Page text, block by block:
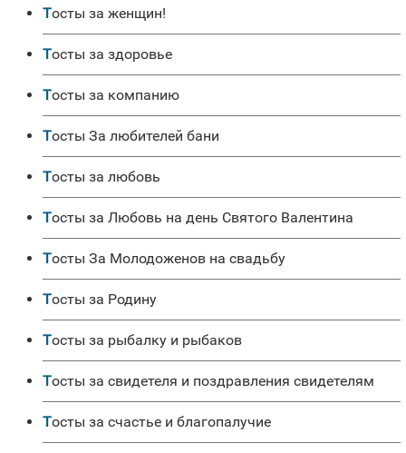
Тосты за женщин!
Тосты за здоровье
Тосты за компанию
Тосты За любителей бани
Тосты за любовь
Тосты за Любовь на день Святого Валентина
Тосты За Молодоженов на свадьбу
Тосты за Родину
Тосты за рыбалку и рыбаков
Тосты за свидетеля и поздравления свидетелям
Тосты за счастье и благопалучие